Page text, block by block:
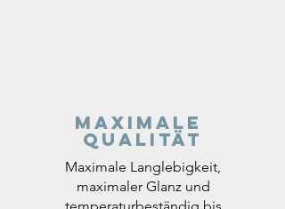
Maximale
Qualität
Maximale Langlebigkeit,
maximaler Glanz und